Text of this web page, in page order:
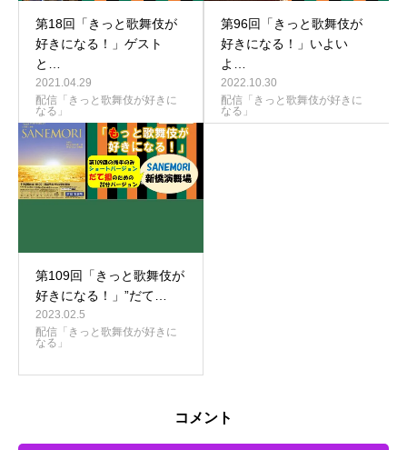
第18回「きっと歌舞伎が
好きになる！」ゲスト
と…
2021.04.29
配信「きっと歌舞伎が好きに
なる」
第96回「きっと歌舞伎が
好きになる！」いよい
よ…
2022.10.30
配信「きっと歌舞伎が好きに
なる」
第109回「きっと歌舞伎が
好きになる！」”だて…
2023.02.5
配信「きっと歌舞伎が好きに
なる」
コメント